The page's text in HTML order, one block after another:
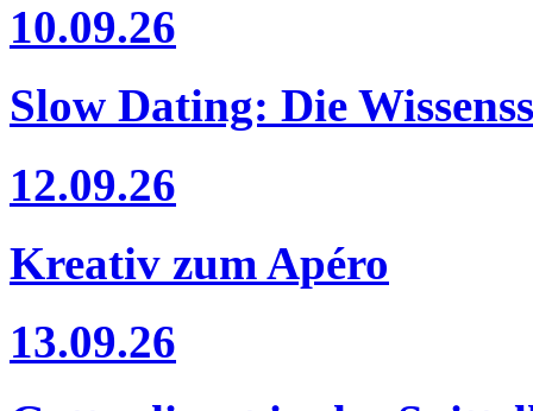
10.09.26
Slow Dating: Die
12.09.26
Kreativ zum Apéro
13.09.26